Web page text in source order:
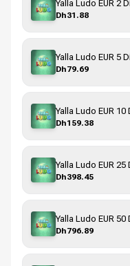
Yalla Ludo EUR 2
Dh31.88
Yalla Ludo EUR 5
Dh79.69
Yalla Ludo EUR 10
Dh159.38
Yalla Ludo EUR 25
Dh398.45
Yalla Ludo EUR 50
Dh796.89